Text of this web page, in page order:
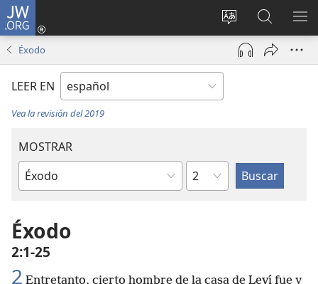
JW.ORG
Cambiar
idioma
del sitio
Iniciar
sesión
(abre
nueva
en
jw.org
Éxodo
LEER EN
Vea la revisión del 2019
MOSTRAR
Libro
la
Biblia
Capítulo
Éxodo
2:1-25
2 Entretanto, cierto hombre de la casa de Leví fue y